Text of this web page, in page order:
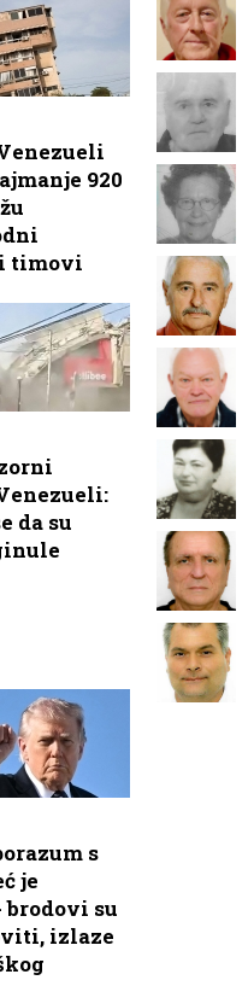
920
timovi
da su
s
je
brodovi su
izlaze